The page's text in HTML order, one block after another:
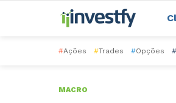
#Ações #Trades #Opções #
MACRO